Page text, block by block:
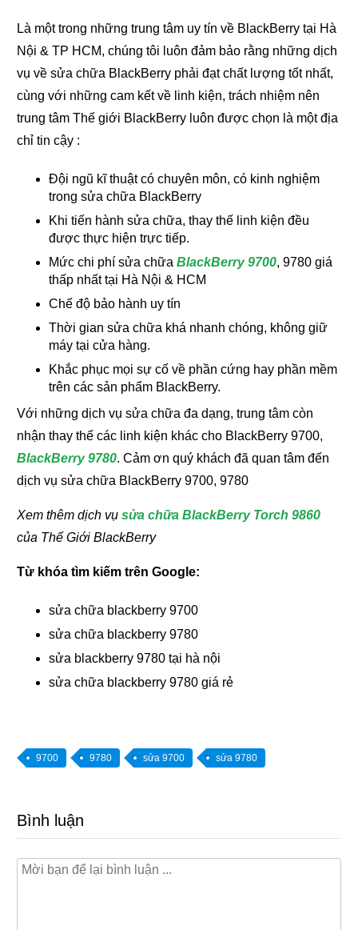
Là một trong những trung tâm uy tín về BlackBerry tại Hà
Nội & TP HCM, chúng tôi luôn đảm bảo rằng những dịch
vụ về sửa chữa BlackBerry phải đạt chất lượng tốt nhất,
cùng với những cam kết về linh kiện, trách nhiệm nên
trung tâm Thế giới BlackBerry luôn được chọn là một địa
chỉ tin cậy :
Đội ngũ kĩ thuật có chuyên môn, có kinh nghiệm
trong sửa chữa BlackBerry
Khi tiến hành sửa chữa, thay thế linh kiện đều
được thực hiện trực tiếp.
Mức chi phí sửa chữaBlackBerry 9700, 9780 giá
thấp nhất tại Hà Nội & HCM
Chế độ bảo hành uy tín
Thời gian sửa chữa khá nhanh chóng, không giữ
máy tại cửa hàng.
Khắc phục mọi sự cố về phần cứng hay phần mềm
trên các sản phẩm BlackBerry.
Với những dịch vụ sửa chữa đa dạng, trung tâm còn
nhận thay thế các linh kiện khác cho BlackBerry 9700,
BlackBerry 9780. Cảm ơn quý khách đã quan tâm đến
dịch vụ sửa chữa BlackBerry 9700, 9780
Xem thêm dịch vụsửa chữa BlackBerry Torch 9860
của Thế Giới BlackBerry
Từ khóa tìm kiếm trên Google:
sửa chữa blackberry 9700
sửa chữa blackberry 9780
sửa blackberry 9780 tại hà nội
sửa chữa blackberry 9780 giá rẻ
9700 9780 sửa 9700 sửa 9780
Bình luận